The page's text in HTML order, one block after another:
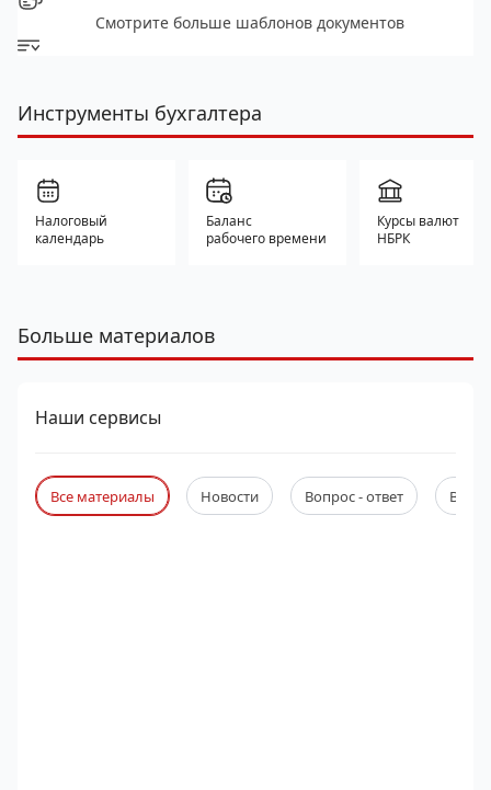
Смотрите больше шаблонов документов
Инструменты бухгалтера
Налоговый
календарь
Баланс
рабочего времени
Курсы валют
НБРК
Больше материалов
Наши сервисы
Все материалы Новости Вопрос - ответ